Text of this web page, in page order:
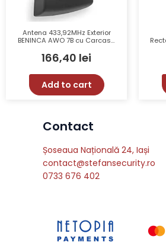
Antena 433,92MHz Exterior
BENINCA AWO 7B cu Carcasa
166,40 lei
Add to cart
Contact
Șoseaua Națională 24, Iași
contact@stefansecurity.ro
0733 676 402